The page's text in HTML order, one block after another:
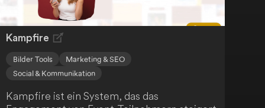
Kampfire
Bilder Tools
Marketing & SEO
Social & Kommunikation
Kampfire ist ein System, das das